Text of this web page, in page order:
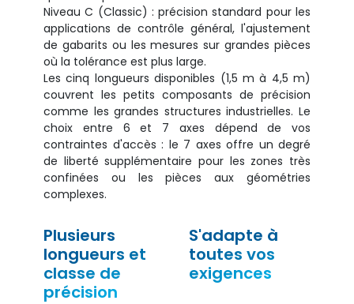
Niveau C (Classic) : précision standard pour les
applications de contrôle général, l'ajustement
de gabarits ou les mesures sur grandes pièces
où la tolérance est plus large.
Les cinq longueurs disponibles (1,5 m à 4,5 m)
couvrent les petits composants de précision
comme les grandes structures industrielles. Le
choix entre 6 et 7 axes dépend de vos
contraintes d'accès : le 7 axes offre un degré
de liberté supplémentaire pour les zones très
confinées ou les pièces aux géométries
complexes.
Plusieurs
longueurs et
classe de
précision
S'adapte à
toutes vos
exigences